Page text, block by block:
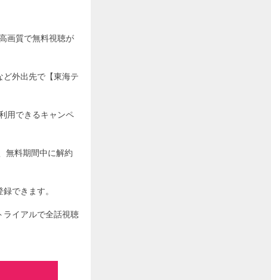
画質で無料視聴が
ど外出先で【東海テ
用できるキャンペ
無料期間中に解約
できます。
ライアルで全話視聴